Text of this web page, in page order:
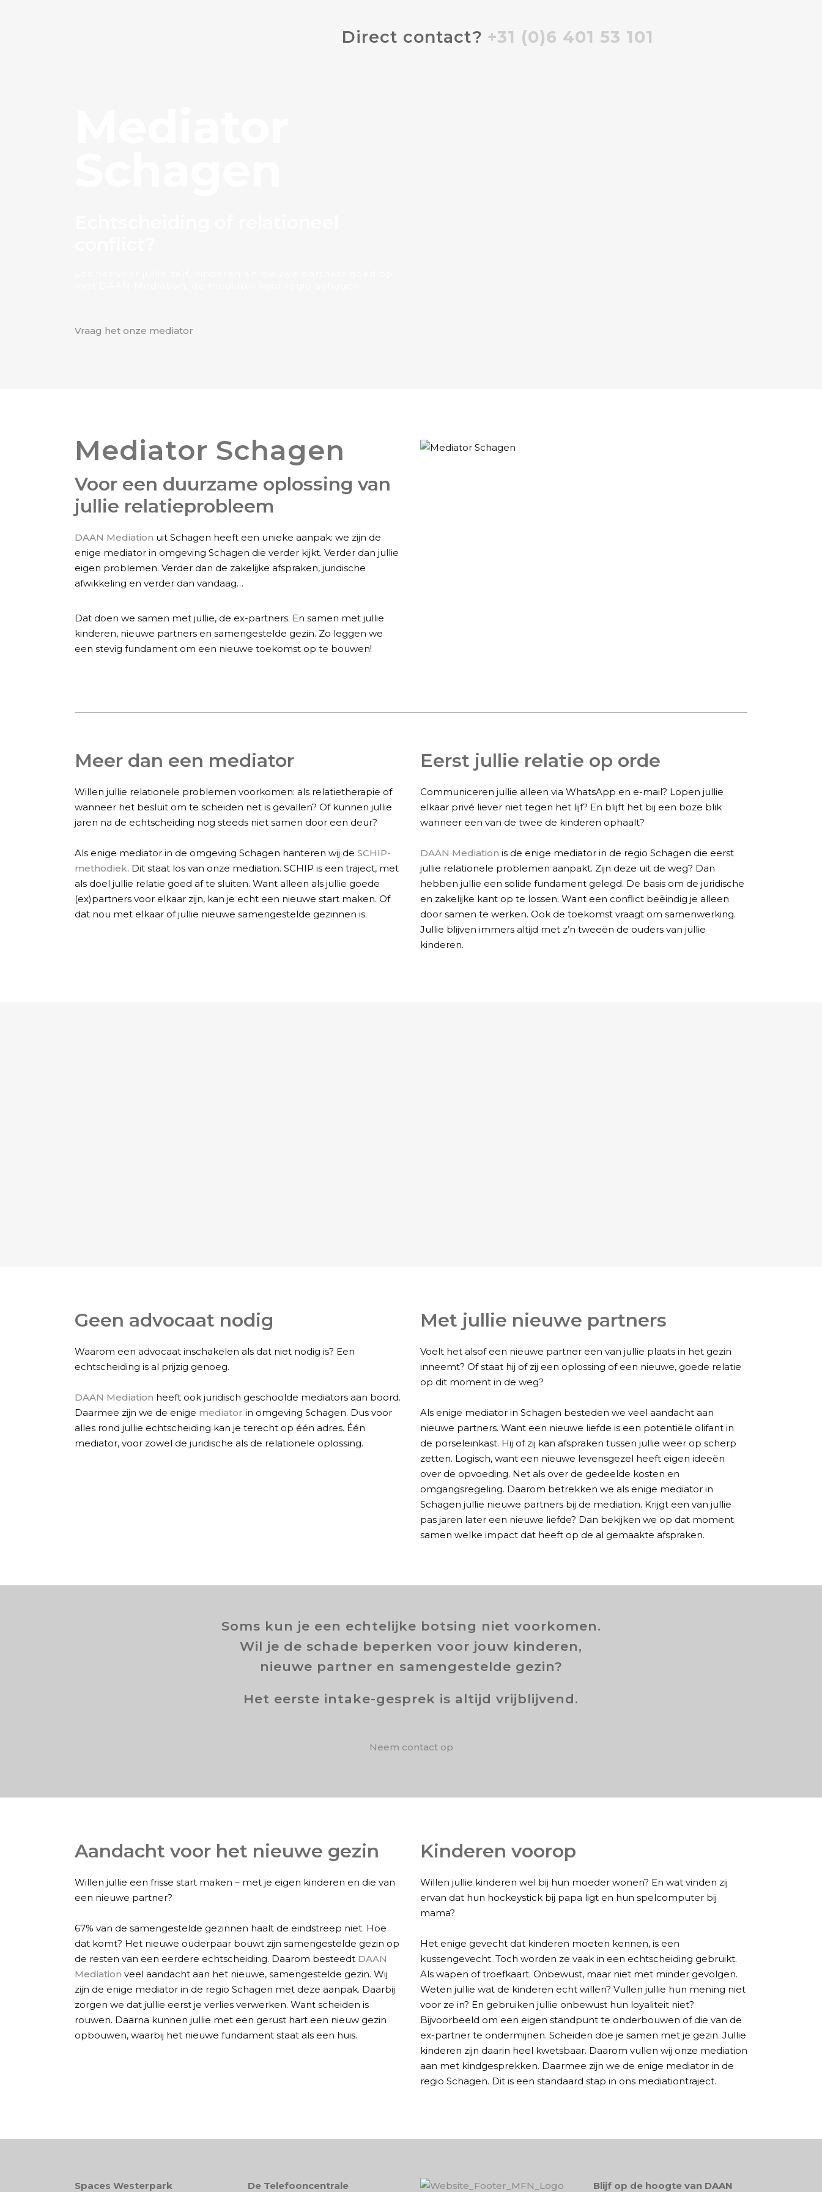
Direct contact? +31 (0)6 401 53 101
Vraag het onze mediator
Mediator Schagen
Voor een duurzame oplossing van
jullie relatieprobleem
DAAN Mediation uit Schagen heeft een unieke aanpak: we zijn de
enige mediator in omgeving Schagen die verder kijkt. Verder dan jullie
eigen problemen. Verder dan de zakelijke afspraken, juridische
afwikkeling en verder dan vandaag…
Dat doen we samen met jullie, de ex-partners. En samen met jullie
kinderen, nieuwe partners en samengestelde gezin. Zo leggen we
een stevig fundament om een nieuwe toekomst op te bouwen!
Meer dan een mediator
Willen jullie relationele problemen voorkomen: als relatietherapie of
wanneer het besluit om te scheiden net is gevallen? Of kunnen jullie
jaren na de echtscheiding nog steeds niet samen door een deur?
Als enige mediator in de omgeving Schagen hanteren wij de SCHIP-
methodiek. Dit staat los van onze mediation. SCHIP is een traject, met
als doel jullie relatie goed af te sluiten. Want alleen als jullie goede
(ex)partners voor elkaar zijn, kan je echt een nieuwe start maken. Of
dat nou met elkaar of jullie nieuwe samengestelde gezinnen is.
Eerst jullie relatie op orde
Communiceren jullie alleen via WhatsApp en e-mail? Lopen jullie
elkaar privé liever niet tegen het lijf? En blijft het bij een boze blik
wanneer een van de twee de kinderen ophaalt?
DAAN Mediation is de enige mediator in de regio Schagen die eerst
jullie relationele problemen aanpakt. Zijn deze uit de weg? Dan
hebben jullie een solide fundament gelegd. De basis om de juridische
en zakelijke kant op te lossen. Want een conflict beëindig je alleen
door samen te werken. Ook de toekomst vraagt om samenwerking.
Jullie blijven immers altijd met z’n tweeën de ouders van jullie
kinderen.
Geen advocaat nodig
Waarom een advocaat inschakelen als dat niet nodig is? Een
echtscheiding is al prijzig genoeg.
DAAN Mediation heeft ook juridisch geschoolde mediators aan boord.
Daarmee zijn we de enige mediator in omgeving Schagen. Dus voor
alles rond jullie echtscheiding kan je terecht op één adres. Één
mediator, voor zowel de juridische als de relationele oplossing.
Met jullie nieuwe partners
Voelt het alsof een nieuwe partner een van jullie plaats in het gezin
inneemt? Of staat hij of zij een oplossing of een nieuwe, goede relatie
op dit moment in de weg?
Als enige mediator in Schagen besteden we veel aandacht aan
nieuwe partners. Want een nieuwe liefde is een potentiële olifant in
de porseleinkast. Hij of zij kan afspraken tussen jullie weer op scherp
zetten. Logisch, want een nieuwe levensgezel heeft eigen ideeën
over de opvoeding. Net als over de gedeelde kosten en
omgangsregeling. Daarom betrekken we als enige mediator in
Schagen jullie nieuwe partners bij de mediation. Krijgt een van jullie
pas jaren later een nieuwe liefde? Dan bekijken we op dat moment
samen welke impact dat heeft op de al gemaakte afspraken.
Soms kun je een echtelijke botsing niet voorkomen.
Wil je de schade beperken voor jouw kinderen,
nieuwe partner en samengestelde gezin?
Het eerste intake-gesprek is altijd vrijblijvend.
Neem contact op
Aandacht voor het nieuwe gezin
Willen jullie een frisse start maken – met je eigen kinderen en die van
een nieuwe partner?
67% van de samengestelde gezinnen haalt de eindstreep niet. Hoe
dat komt? Het nieuwe ouderpaar bouwt zijn samengestelde gezin op
de resten van een eerdere echtscheiding. Daarom besteedt DAAN
Mediation veel aandacht aan het nieuwe, samengestelde gezin. Wij
zijn de enige mediator in de regio Schagen met deze aanpak. Daarbij
zorgen we dat jullie eerst je verlies verwerken. Want scheiden is
rouwen. Daarna kunnen jullie met een gerust hart een nieuw gezin
opbouwen, waarbij het nieuwe fundament staat als een huis.
Kinderen voorop
Willen jullie kinderen wel bij hun moeder wonen? En wat vinden zij
ervan dat hun hockeystick bij papa ligt en hun spelcomputer bij
mama?
Het enige gevecht dat kinderen moeten kennen, is een
kussengevecht. Toch worden ze vaak in een echtscheiding gebruikt.
Als wapen of troefkaart. Onbewust, maar niet met minder gevolgen.
Weten jullie wat de kinderen echt willen? Vullen jullie hun mening niet
voor ze in? En gebruiken jullie onbewust hun loyaliteit niet?
Bijvoorbeeld om een eigen standpunt te onderbouwen of die van de
ex-partner te ondermijnen. Scheiden doe je samen met je gezin. Jullie
kinderen zijn daarin heel kwetsbaar. Daarom vullen wij onze mediation
aan met kindgesprekken. Daarmee zijn we de enige mediator in de
regio Schagen. Dit is een standaard stap in ons mediationtraject.
Spaces Westerpark De Telefooncentrale Blijf op de hoogte van DAAN